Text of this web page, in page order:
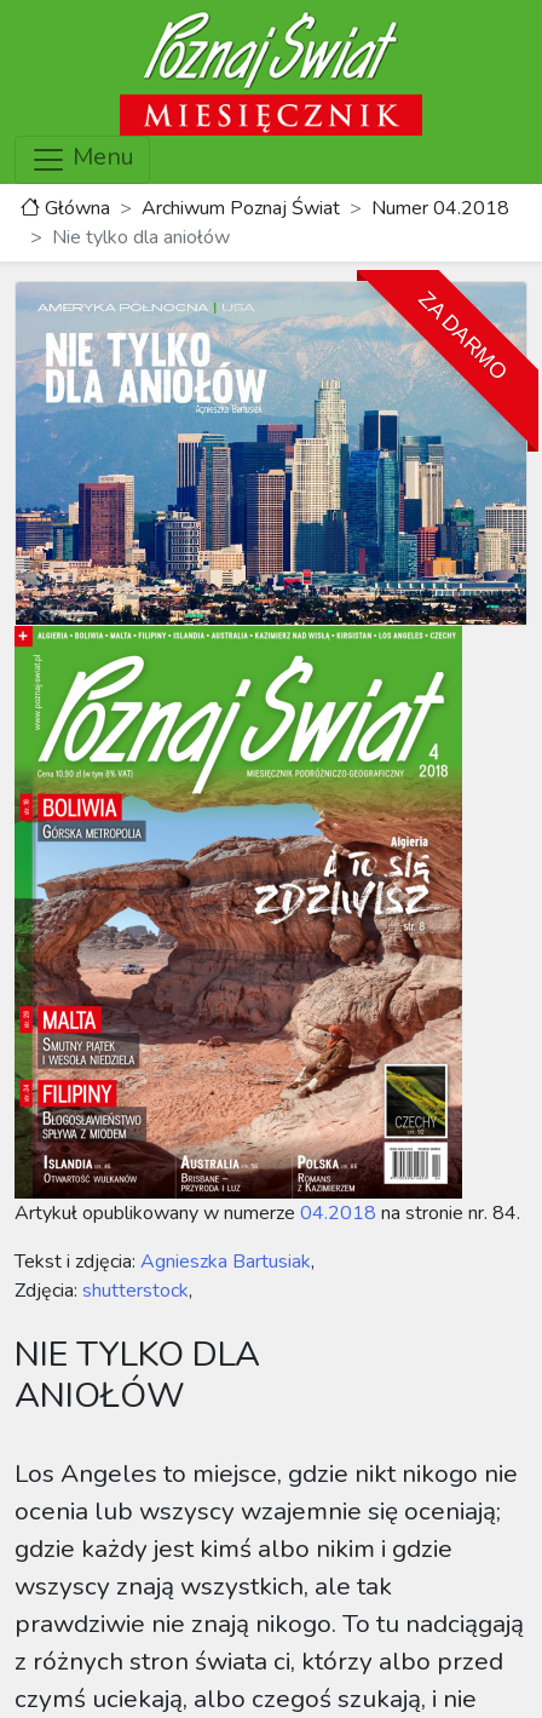
Menu
Główna Archiwum Poznaj Świat
Numer 04.2018
Nie tylko dla aniołów
ZA DARMO
Artykuł opublikowany w numerze 04.2018 na stronie nr. 84.
Tekst i zdjęcia: Agnieszka Bartusiak,
Zdjęcia: shutterstock,
NIE TYLKO DLA
ANIOŁÓW
Los Angeles to miejsce, gdzie nikt nikogo nie
ocenia lub wszyscy wzajemnie się oceniają;
gdzie każdy jest kimś albo nikim i gdzie
wszyscy znają wszystkich, ale tak
prawdziwie nie znają nikogo. To tu nadciągają
z różnych stron świata ci, którzy albo przed
czymś uciekają, albo czegoś szukają, i nie